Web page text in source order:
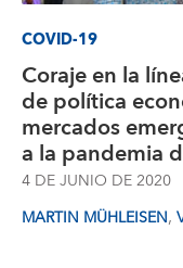
COVID-19
Coraje en la
de política
mercados
a la pandemia
4 DE JUNIO DE 2020
MARTIN MÜHLEISEN,